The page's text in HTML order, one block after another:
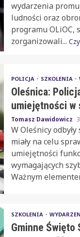
wydarzenia
ludności oraz
programu OLiOC,
zorganizowali...
POLICJA SZKOLENIA
Oleśnica:
umiejętności w
Tomasz Dawidowicz
W Oleśnicy
miały na celu
umiejętności
wymagających
Ważnym
SZKOLENIA
Gminne Święto